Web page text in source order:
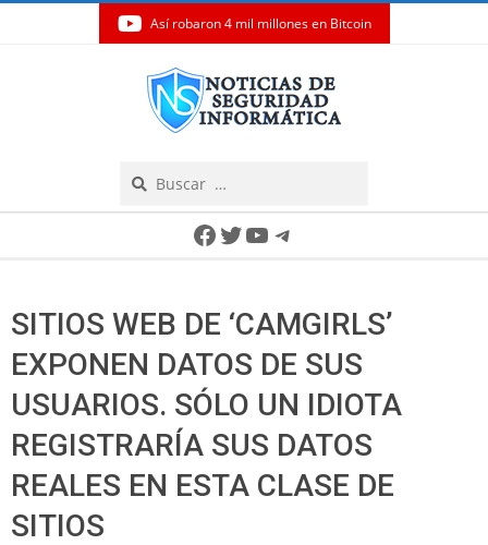
Así robaron 4 mil millones en Bitcoin
Facebook
Twitter
YouTube
Telegram
SITIOS WEB DE ‘CAMGIRLS’
EXPONEN DATOS DE SUS
USUARIOS. SÓLO UN IDIOTA
REGISTRARÍA SUS DATOS
REALES EN ESTA CLASE DE
SITIOS